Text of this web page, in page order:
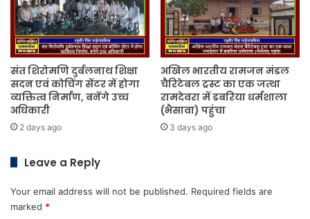
संत शिरोमणि दुर्बलनाथ शिक्षा
सदन एवं कोचिंग सेंटर में होगा
व्यक्तित्व निर्माण, बनेंगे उच्च
अधिकारी
2 days ago
अखिल भारतीय रामजन मंडल
चैरिटेबल ट्रस्ट का एक जत्था
रामदेवरा में डबरिया धर्मशाला
(भैसावा) पहुंचा
3 days ago
Leave a Reply
Your email address will not be published. Required fields are
marked *